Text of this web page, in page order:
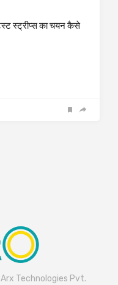
स्ट्रीप्स का चयन कैसे
Arx Technologies Pvt.